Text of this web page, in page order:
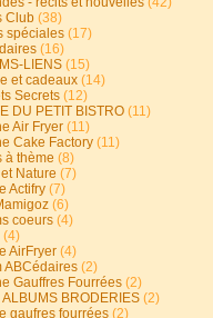
Club (38)
spéciales (17)
(16)
LIENS (15)
et cadeaux (14)
Secrets (12)
DU PETIT BISTRO (11)
Air Fryer (11)
Cake Factory (11)
à thème (8)
Nature (7)
Actifry (7)
(6)
coeurs (4)
(4)
AirFryer (4)
ABCédaires (2)
Gauffres Fourrées (2)
ALBUMS BRODERIES (2)
gaufres fourrées (2)